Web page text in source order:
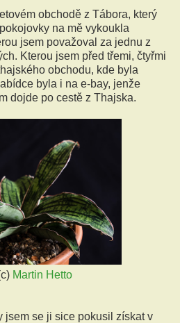
obchodě z Tábora, který
na mě vykoukla
jsem považoval za jednu z
Kterou jsem před třemi, čtyřmi
obchodu, kde byla
byla i na e-bay, jenže
dojde po cestě z Thajska.
Martin Hetto
jsem se ji sice pokusil získat v